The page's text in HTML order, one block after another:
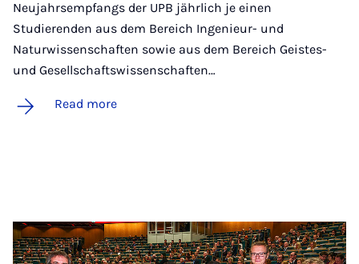
Neujahrsempfangs der UPB jährlich je einen
Studierenden aus dem Bereich Ingenieur- und
Naturwissenschaften sowie aus dem Bereich Geistes-
und Gesellschaftswissenschaften…
Read more